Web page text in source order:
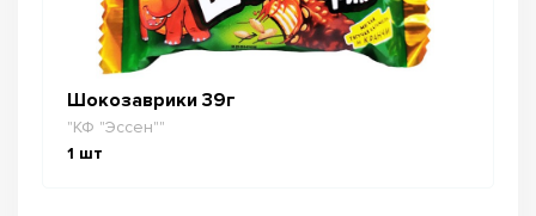
Шокозаврики 39г
"КФ "Эссен""
1 шт